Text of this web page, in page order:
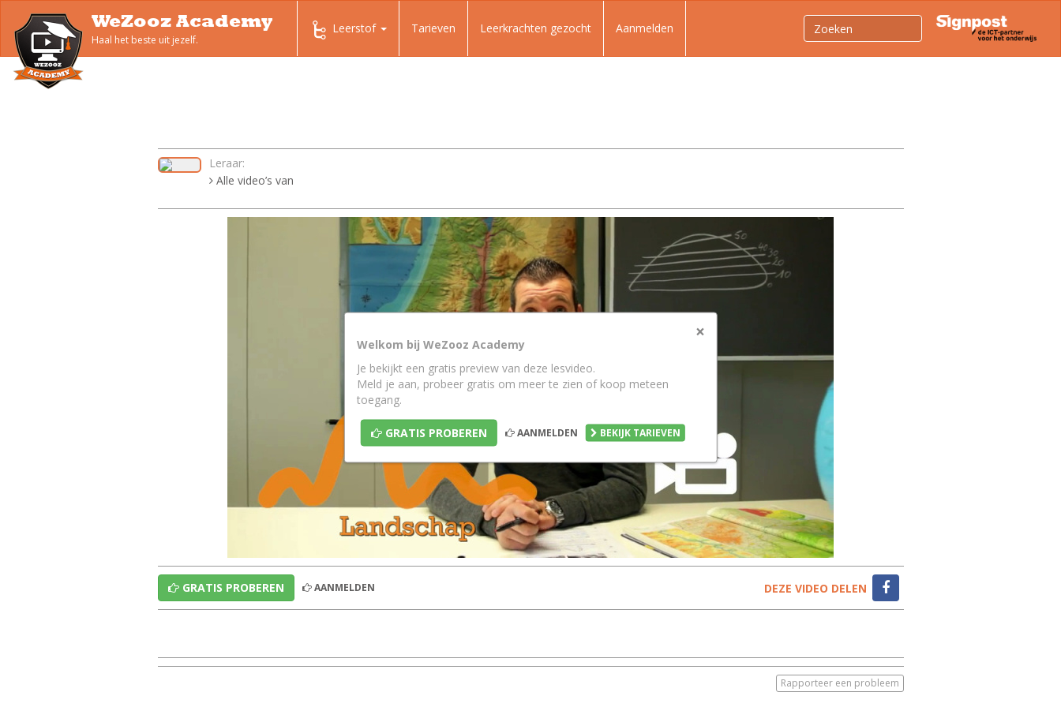
WeZooz Academy
Haal het beste uit jezelf.
Leerstof Tarieven Leerkrachten gezocht Aanmelden
Leraar:
Alle video’s van
×
Welkom bij WeZooz Academy
Je bekijkt een gratis preview van deze lesvideo.
Meld je aan, probeer gratis om meer te zien of koop meteen
toegang.
GRATIS PROBEREN AANMELDEN BEKIJK TARIEVEN
GRATIS PROBEREN AANMELDEN DEZE VIDEO DELEN
Rapporteer een probleem